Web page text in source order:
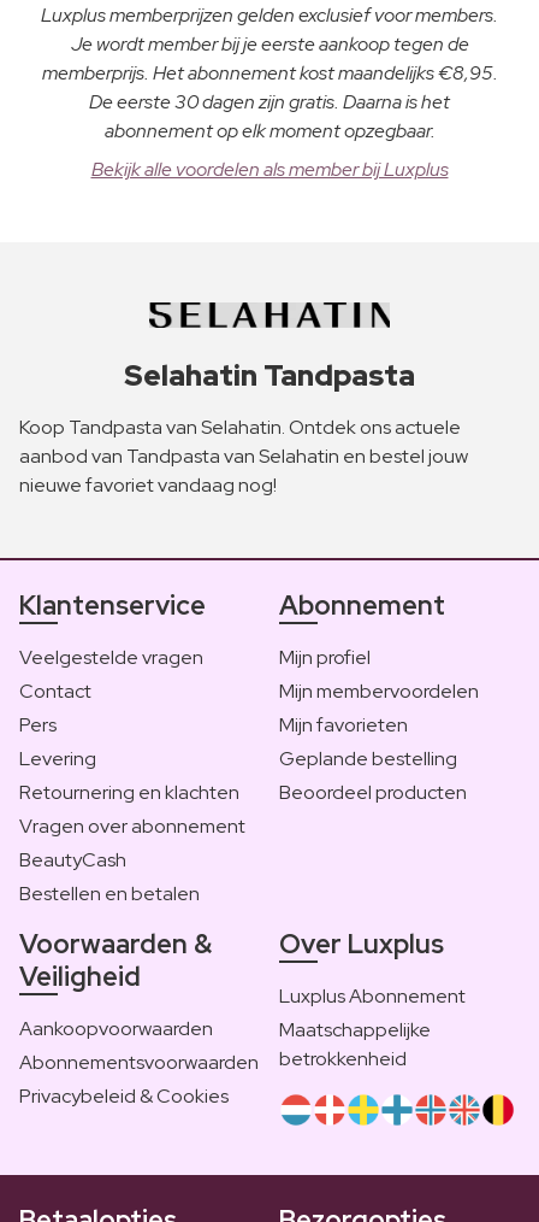
Luxplus memberprijzen gelden exclusief voor members.
Je wordt member bij je eerste aankoop tegen de
memberprijs. Het abonnement kost maandelijks €8,95.
De eerste 30 dagen zijn gratis. Daarna is het
abonnement op elk moment opzegbaar.
Bekijk alle voordelen als member bij Luxplus
Selahatin Tandpasta
Koop Tandpasta van Selahatin. Ontdek ons actuele
aanbod van Tandpasta van Selahatin en bestel jouw
nieuwe favoriet vandaag nog!
Klantenservice
Veelgestelde vragen
Contact
Pers
Levering
Retournering en klachten
Vragen over abonnement
BeautyCash
Bestellen en betalen
Abonnement
Mijn profiel
Mijn membervoordelen
Mijn favorieten
Geplande bestelling
Beoordeel producten
Voorwaarden &
Veiligheid
Aankoopvoorwaarden
Abonnementsvoorwaarden
Privacybeleid & Cookies
Over Luxplus
Luxplus Abonnement
Maatschappelijke
betrokkenheid